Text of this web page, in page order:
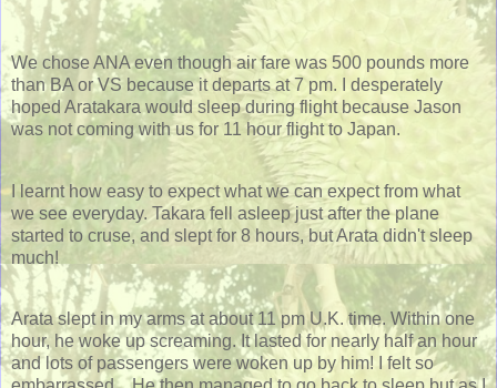
We chose ANA even though air fare was 500 pounds more
than BA or VS because it departs at 7 pm. I desperately
hoped Aratakara would sleep during flight because Jason
was not coming with us for 11 hour flight to Japan.
I learnt how easy to expect what we can expect from what
we see everyday. Takara fell asleep just after the plane
started to cruse, and slept for 8 hours, but Arata didn't sleep
much!
Arata slept in my arms at about 11 pm U.K. time. Within one
hour, he woke up screaming. It lasted for nearly half an hour
and lots of passengers were woken up by him! I felt so